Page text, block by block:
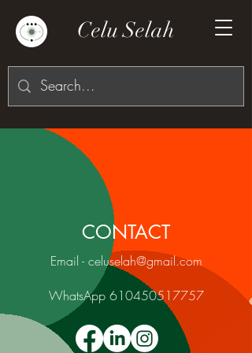
Celu Selah
CONTACT
Email - celuselah@gmail.com
WhatsApp 610450517757